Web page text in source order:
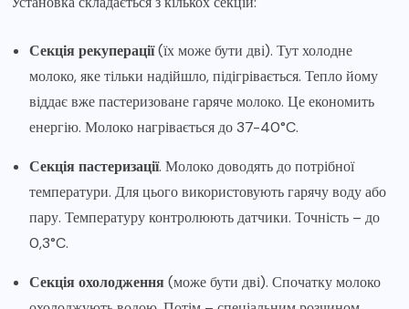
Секція рекуперації(їх може бути дві). Тут холодне
молоко, яке тільки надійшло, підігрівається. Тепло йому
віддає вже пастеризоване гаряче молоко. Це економить
енергію. Молоко нагрівається до 37-40°C.
Секція пастеризації. Молоко доводять до потрібної
температури. Для цього використовують гарячу воду або
пару. Температуру контролюють датчики. Точність – до
0,3°C.
Секція охолодження(може бути дві). Спочатку молоко